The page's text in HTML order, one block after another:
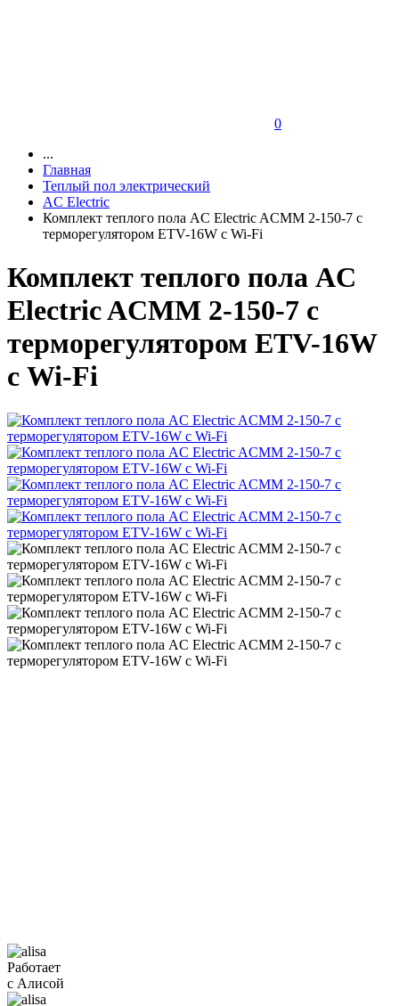
0
...
Главная
Теплый пол электрический
AC Electric
Комплект теплого пола AC Electric ACMM 2-150-7 с
терморегулятором ETV-16W с Wi-Fi
Комплект теплого пола AC
Electric ACMM 2-150-7 с
терморегулятором ETV-16W
с Wi-Fi
Работает
с Алисой